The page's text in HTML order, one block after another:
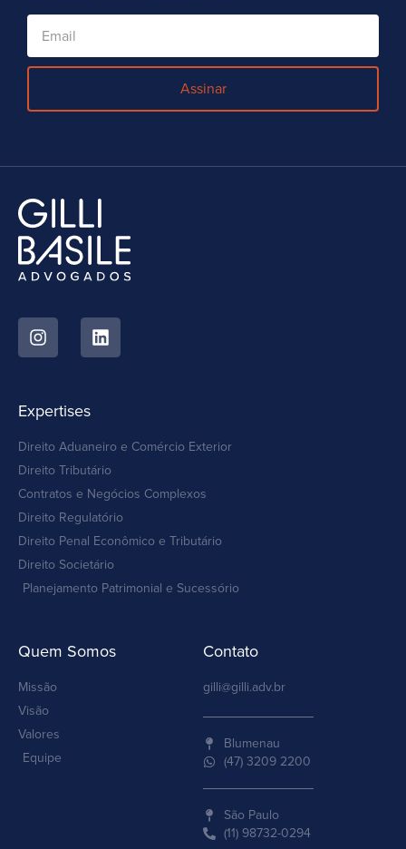
Assinar
Expertises
Direito Aduaneiro e Comércio Exterior
Direito Tributário
Contratos e Negócios Complexos
Direito Regulatório
Direito Penal Econômico e Tributário
Direito Societário
Planejamento Patrimonial e Sucessório
Quem Somos
Missão
Visão
Valores
Equipe
Contato
gilli@gilli.adv.br
Blumenau
(47) 3209 2200
São Paulo
(11) 98732-0294